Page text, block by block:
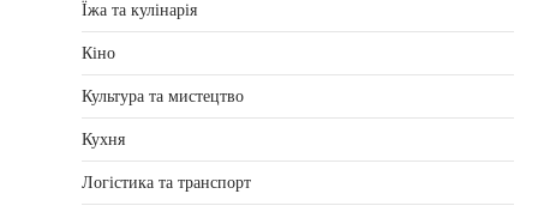
Їжа та кулінарія
Кіно
Культура та мистецтво
Кухня
Логістика та транспорт